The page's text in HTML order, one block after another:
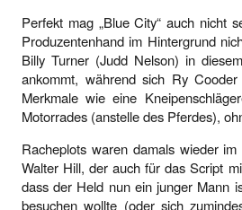
Perfekt mag „Blue City“ auch nicht
Produzentenhand im Hintergrund
Billy Turner (Judd Nelson) in
ankommt, während sich Ry
Merkmale wie eine
Motorrades (anstelle des Pferdes),
Racheplots waren damals wieder
Walter Hill, der auch für das Script
dass der Held nun ein junger Mann
besuchen wollte (oder sich